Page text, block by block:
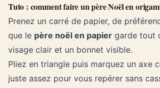
Tuto : comment faire un père Noël en
Prenez un carré de papier, de
que le père noël en papier garde tout
visage clair et un bonnet visible.
Pliez en triangle puis marquez un axe
juste assez pour vous repérer sans